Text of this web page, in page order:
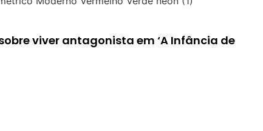
viver antagonista em ‘A Infância de